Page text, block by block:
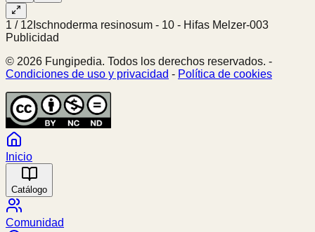
1 / 12 Ischnoderma resinosum - 10 - Hifas Melzer-003
Publicidad
© 2026 Fungipedia. Todos los derechos reservados. -
Condiciones de uso y privacidad - Política de cookies
Inicio
Catálogo
Comunidad